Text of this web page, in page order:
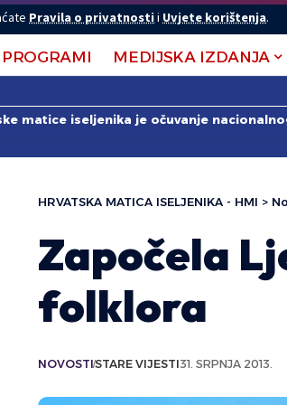
Pravila o privatnostii Uvjete korištenja.
PROGRAMI MEDIJSKA IZDANJA
matice iseljenika je očuvanje
HRVATSKA MATICA ISELJENIKA - HMI >
Započela
folklora
NOVOSTISTARE VIJESTI31. SRPNJA 2013.